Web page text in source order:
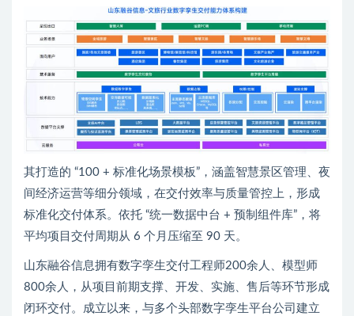
其打造的 “100 + 标准化场景模板”，涵盖智慧景区管理、夜
间经济运营等细分领域，在交付效率与质量管控上，形成
标准化交付体系。依托 “统一数据中台 + 预制组件库”，将
平均项目交付周期从 6 个月压缩至 90 天。
山东融谷信息拥有数字孪生交付工程师200余人、模型师
800余人，从项目前期支撑、开发、实施、售后等环节形成
闭环交付。成立以来，与多个头部数字孪生平台公司建立